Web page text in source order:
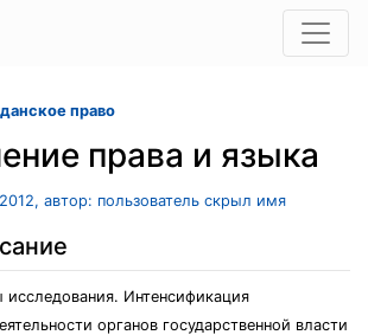
право
права и языка
автор: пользователь скрыл имя
исследования. Интенсификация
органов государственной власти